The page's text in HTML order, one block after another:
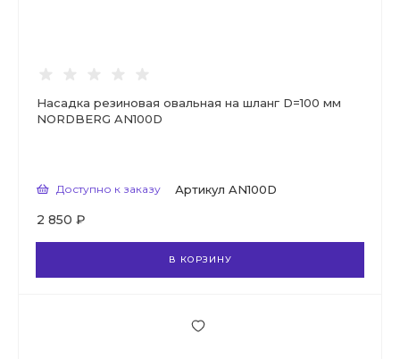
Насадка резиновая овальная на шланг D=100 мм
NORDBERG AN100D
Доступно к заказу Артикул AN100D
2 850 ₽
В КОРЗИНУ